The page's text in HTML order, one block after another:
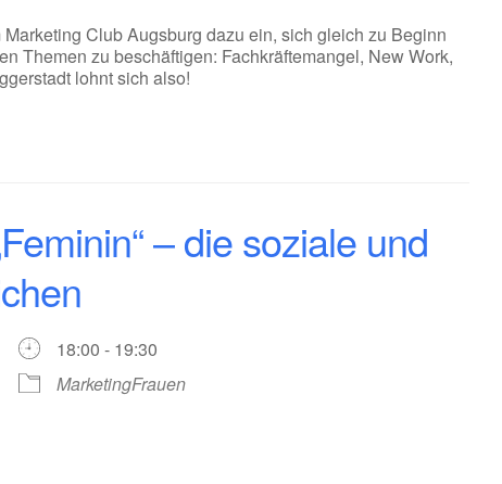
Club Augsburg dazu ein, sich gleich zu Beginn
Themen zu beschäftigen: Fachkräftemangel, New Work,
lohnt sich also!
– die soziale und
18:00 - 19:30
MarketingFrauen